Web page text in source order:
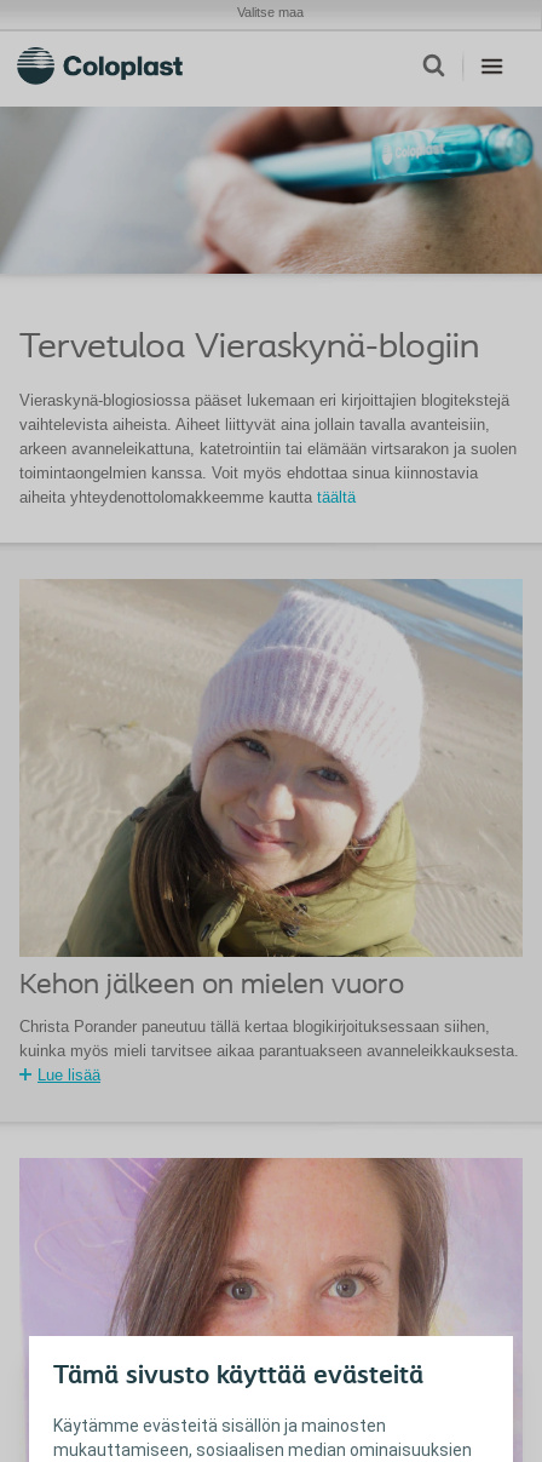
Tämä sivusto käyttää evästeitä
Käytämme evästeitä sisällön ja mainosten
mukauttamiseen, sosiaalisen median ominaisuuksien
Valitse maa
Tervetuloa Vieraskynä-blogiin
Vieraskynä-blogiosiossa pääset lukemaan eri kirjoittajien blogitekstejä
vaihtelevista aiheista. Aiheet liittyvät aina jollain tavalla avanteisiin,
arkeen avanneleikattuna, katetrointiin tai elämään virtsarakon ja suolen
toimintaongelmien kanssa. Voit myös ehdottaa sinua kiinnostavia
aiheita yhteydenottolomakkeemme kautta täältä
Kehon jälkeen on mielen vuoro
Christa Porander paneutuu tällä kertaa blogikirjoituksessaan siihen,
kuinka myös mieli tarvitsee aikaa parantuakseen avanneleikkauksesta.
Lue lisää